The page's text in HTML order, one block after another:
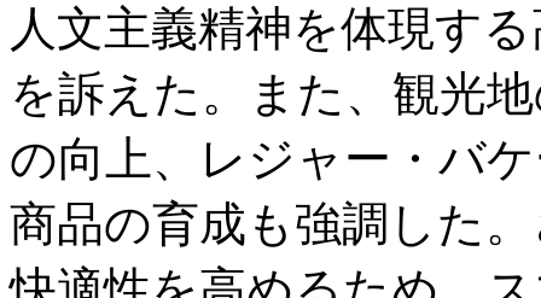
人文主義精神を体現す
を訴えた。また、観光
の向上、レジャー・バ
商品の育成も強調した